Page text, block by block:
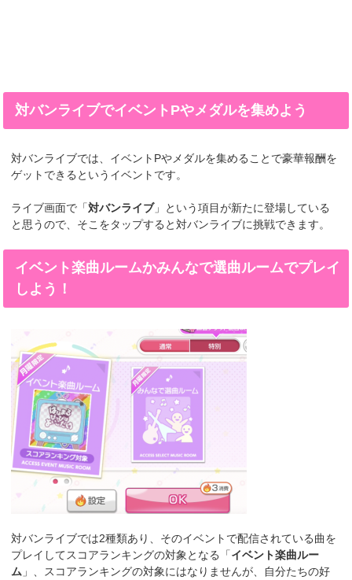
対バンライブでイベントPやメダルを集めよう
対バンライブでは、イベントPやメダルを集めることで豪華報酬を
ゲットできるというイベントです。
ライブ画面で「対バンライブ」という項目が新たに登場している
と思うので、そこをタップすると対バンライブに挑戦できます。
イベント楽曲ルームかみんなで選曲ルームでプレイ
しよう！
対バンライブでは2種類あり、そのイベントで配信されている曲を
プレイしてスコアランキングの対象となる「イベント楽曲ルー
ム 」、スコアランキングの対象にはなりませんが、自分たちの好